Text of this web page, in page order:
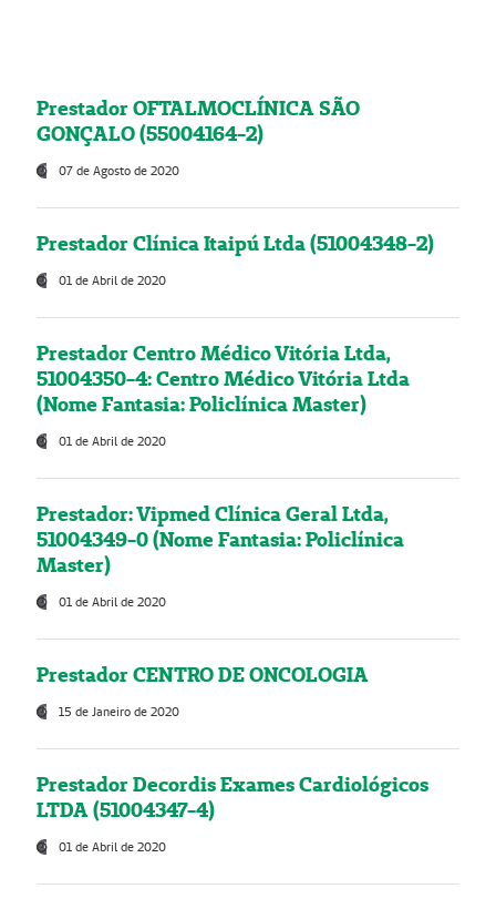
Prestador OFTALMOCLÍNICA SÃO
GONÇALO (55004164-2)
07 de Agosto de 2020
Prestador Clínica Itaipú Ltda (51004348-2)
01 de Abril de 2020
Prestador Centro Médico Vitória Ltda,
51004350-4: Centro Médico Vitória Ltda
(Nome Fantasia: Policlínica Master)
01 de Abril de 2020
Prestador: Vipmed Clínica Geral Ltda,
51004349-0 (Nome Fantasia: Policlínica
Master)
01 de Abril de 2020
Prestador CENTRO DE ONCOLOGIA
15 de Janeiro de 2020
Prestador Decordis Exames Cardiológicos
LTDA (51004347-4)
01 de Abril de 2020